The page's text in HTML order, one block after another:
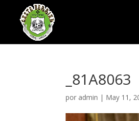
_81A8063
por admin | May 11,